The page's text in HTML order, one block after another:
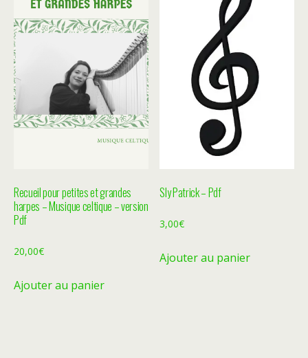
Recueil pour petites et grandes
harpes – Musique celtique – version
Pdf
20,00€
Ajouter au panier
Sly Patrick – Pdf
3,00€
Ajouter au panier